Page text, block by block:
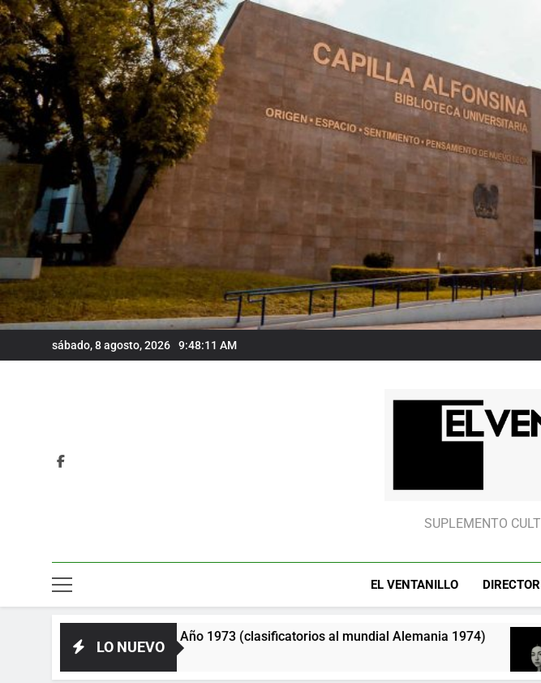
Skip
to
content
sábado, 8 agosto, 2026 9:48:12 AM
ElSUPLEMENTO
EL VENTANILLO
LO NUEVO
Unión Soviética. Año 1973 (clasificatorios al mundial Alemania 1974)
3